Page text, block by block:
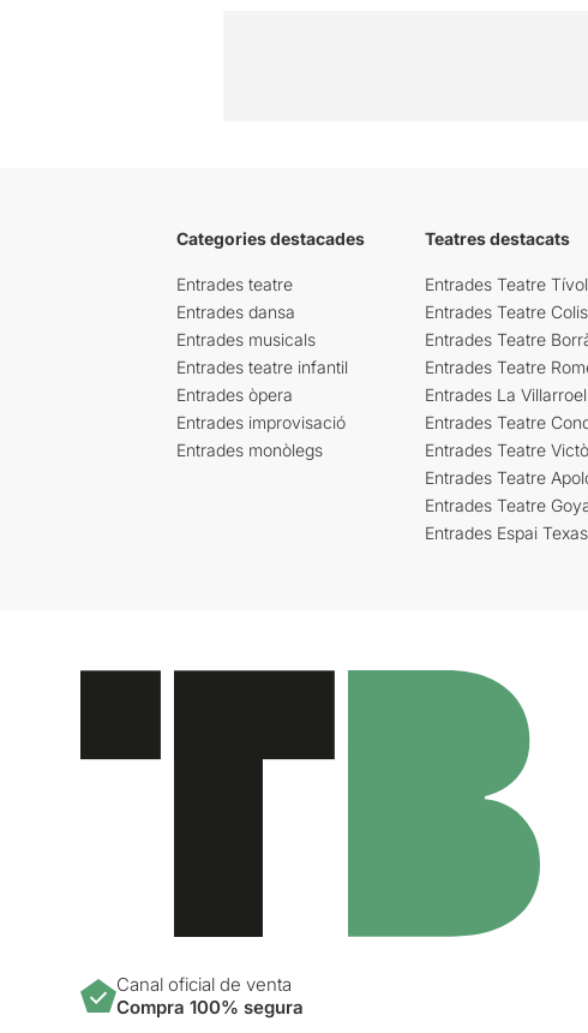
Categories destacades
Entrades teatre
Entrades dansa
Entrades musicals
Entrades teatre infantil
Entrades òpera
Entrades improvisació
Entrades monòlegs
Teatres destacats
Entrades Teatre
Entrades Teatre
Entrades Teatre
Entrades Teatre
Entrades La Villarroel
Entrades Teatre
Entrades Teatre
Entrades Teatre
Entrades Teatre
Entrades Espai Texas
Canal oficial de venta
Compra 100% segura